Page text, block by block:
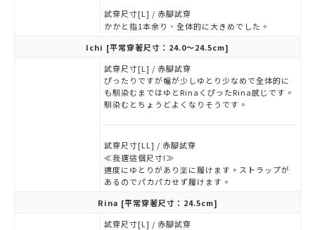
試穿尺寸[L] / 赤腳試穿
かかと指1本余り、全体的に大きめでした。
Ichi [平常穿著尺寸：24.0～24.5cm]
試穿尺寸[L] / 赤腳試穿
ぴったりですが幅が少しゆとり少なめで全体的に
も馴染むまではゆとRinaくぴったRina感じです。
馴染むとちょうどよくなりそうです。
試穿尺寸[LL] / 赤腳試穿
≪我選這個尺寸!≫
適度にゆとりがあり楽に履けます。ストラップが
あるのでパカパカせず履けます。
Rina [平常穿著尺寸：24.5cm]
試穿尺寸[L] / 赤腳試穿